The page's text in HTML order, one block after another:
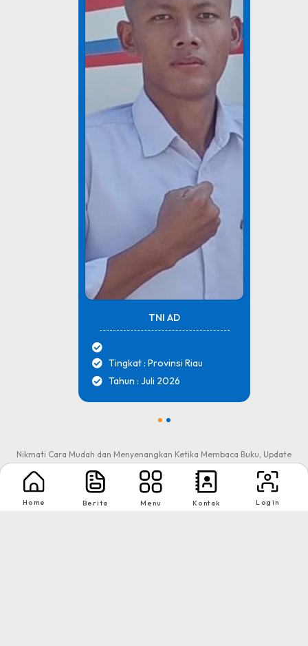
TNI AD
Tingkat : Provinsi Riau
Tahun : Juli 2026
Nikmati Cara Mudah dan Menyenangkan Ketika Membaca Buku, Update
Informasi Sekolah Hanya Dalam Genggaman
Home Berita Menu Kontak Login